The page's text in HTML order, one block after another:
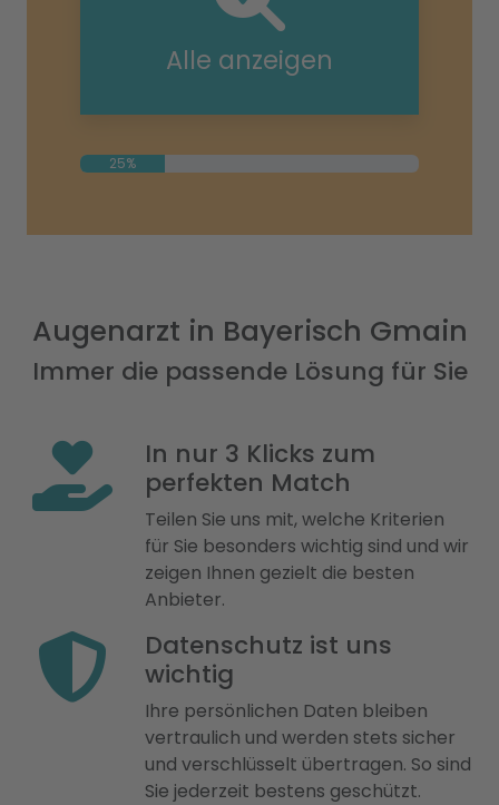
Alle anzeigen
25%
Augenarzt in Bayerisch Gmain
Immer die passende Lösung für Sie
In nur 3 Klicks zum
perfekten Match
Teilen Sie uns mit, welche Kriterien
für Sie besonders wichtig sind und wir
zeigen Ihnen gezielt die besten
Anbieter.
Datenschutz ist uns
wichtig
Ihre persönlichen Daten bleiben
vertraulich und werden stets sicher
und verschlüsselt übertragen. So sind
Sie jederzeit bestens geschützt.